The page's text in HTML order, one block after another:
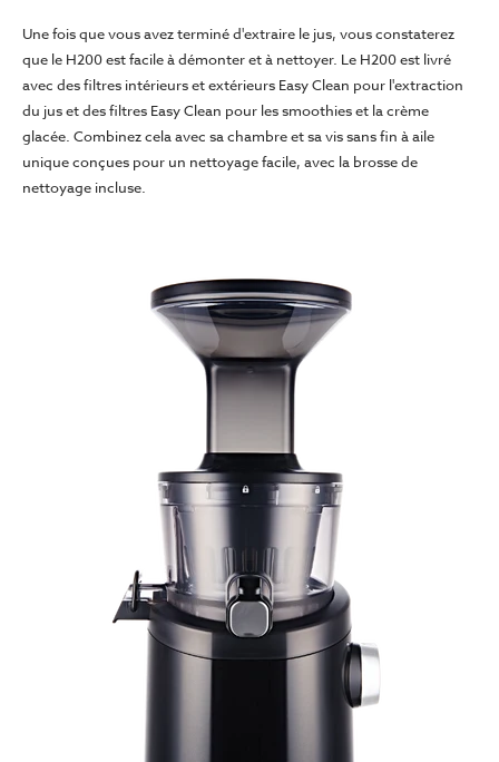
Une fois que vous avez terminé d'extraire le jus, vous constaterez
que le H200 est facile à démonter et à nettoyer. Le H200 est livré
avec des filtres intérieurs et extérieurs Easy Clean pour l'extraction
du jus et des filtres Easy Clean pour les smoothies et la crème
glacée. Combinez cela avec sa chambre et sa vis sans fin à aile
unique conçues pour un nettoyage facile, avec la brosse de
nettoyage incluse.